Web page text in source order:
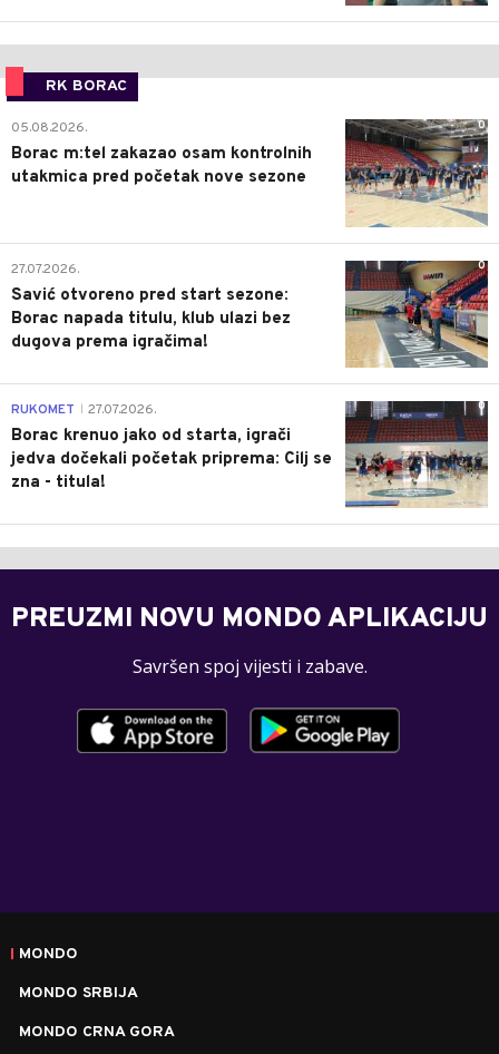
RK BORAC
0
05.08.2026.
Borac m:tel zakazao osam kontrolnih
utakmica pred početak nove sezone
0
27.07.2026.
Savić otvoreno pred start sezone:
Borac napada titulu, klub ulazi bez
dugova prema igračima!
0
RUKOMET 27.07.2026.
Borac krenuo jako od starta, igrači
jedva dočekali početak priprema: Cilj se
zna - titula!
PREUZMI NOVU MONDO APLIKACIJU
Savršen spoj vijesti i zabave.
MONDO
MONDO SRBIJA
MONDO CRNA GORA